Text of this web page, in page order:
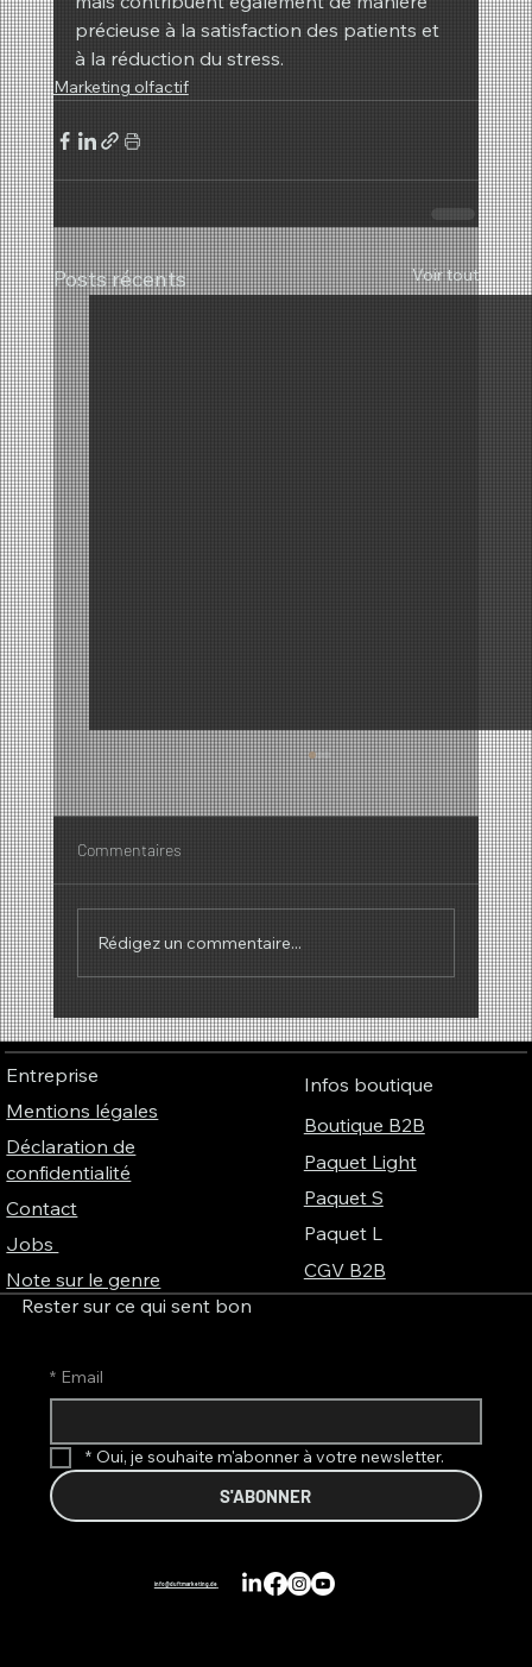
précieuse à la satisfaction des patients et
à la réduction du stress.
Marketing olfactif
Posts récents Voir tout
Pourquoi les parfums ont-ils une sonorité ?
– Le lien fascinant entre parfum, musique
Commentaires
Rédigez un commentaire...
Entreprise
Mentions légales
Déclaration de
confidentialité
Contact
Jobs
Note sur le genre
Infos boutique
Boutique B2B
Paquet Light
Paquet S
Paquet L
CGV B2B
Rester sur ce qui sent bon
* Email
* Oui, je souhaite m'abonner à votre newsletter.
S'ABONNER
info@duftmarketing.de